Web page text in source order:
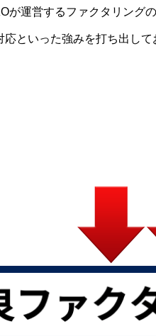
が運営するファクタリング
応といった強みを打ち出し